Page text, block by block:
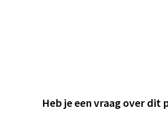
Heb je een vraag over dit